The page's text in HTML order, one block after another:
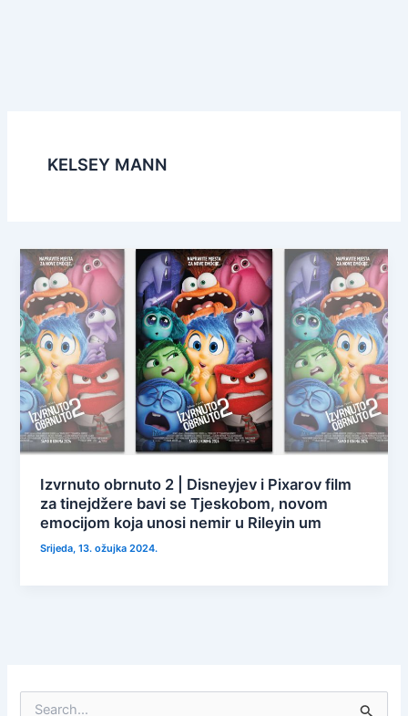
KELSEY MANN
Izvrnuto obrnuto 2 | Disneyjev i Pixarov film
za tinejdžere bavi se Tjeskobom, novom
emocijom koja unosi nemir u Rileyin um
Srijeda, 13. ožujka 2024.